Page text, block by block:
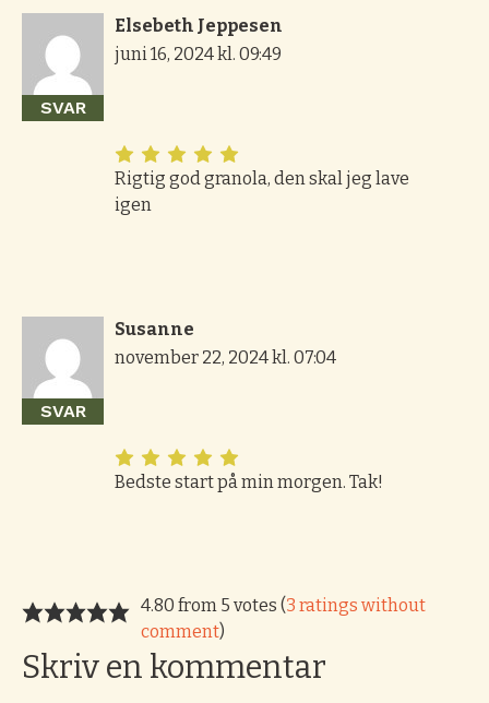
SVAR
Elsebeth Jeppesen
juni 16, 2024 kl. 09:49
Rigtig god granola, den skal jeg lave
igen
SVAR
Susanne
november 22, 2024 kl. 07:04
Bedste start på min morgen. Tak!
4.80 from 5 votes (3 ratings without
comment)
Skriv en kommentar